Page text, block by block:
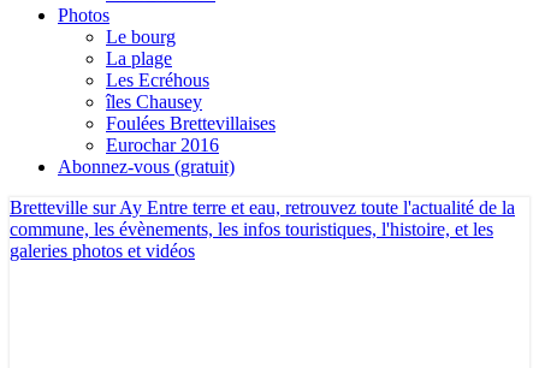
Photos
Le bourg
La plage
Les Ecréhous
îles Chausey
Foulées Brettevillaises
Eurochar 2016
Abonnez-vous (gratuit)
Bretteville sur Ay Entre terre et eau, retrouvez toute l'actualité de la
commune, les évènements, les infos touristiques, l'histoire, et les
galeries photos et vidéos